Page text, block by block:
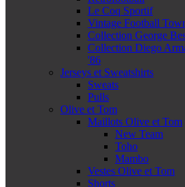
Le Coq Sportif
Vintage Football
Collection George
Collection Diego
'86
Jerseys et Sweatshirts
Sweats
Pulls
Olive et Tom
Maillots Olive et Tom
New Team
Toho
Mambo
Vestes Olive et Tom
Shorts